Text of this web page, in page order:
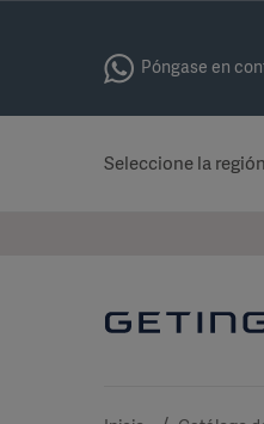
Póngase en
Seleccione la región